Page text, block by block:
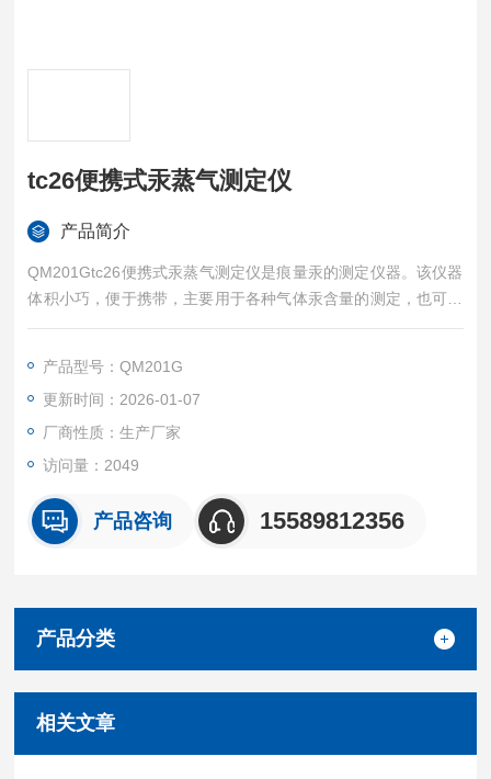
tc26便携式汞蒸气测定仪
产品简介
QM201Gtc26便携式汞蒸气测定仪是痕量汞的测定仪器。该仪器
体积小巧，便于携带，主要用于各种气体汞含量的测定，也可作
为实验室仪器使用。用“冷蒸汽"方法测量饮用水、自然水及废水
产品型号：QM201G
更新时间：2026-01-07
厂商性质：生产厂家
访问量：2049
产品咨询 15589812356
产品分类
相关文章